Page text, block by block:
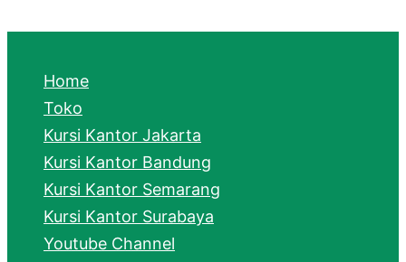
r
h
Home
Toko
Kursi Kantor Jakarta
Kursi Kantor Bandung
Kursi Kantor Semarang
Kursi Kantor Surabaya
Youtube Channel